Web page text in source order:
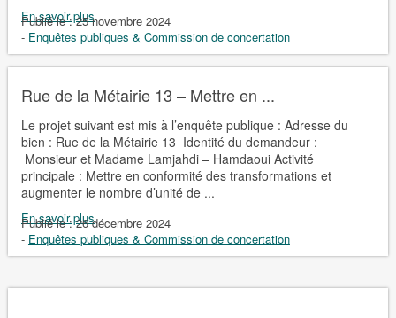
En savoir plus
Publié le :25 novembre 2024
- Enquêtes publiques & Commission de concertation
Rue de la Métairie 13 – Mettre en ...
Le projet suivant est mis à l’enquête publique : Adresse du
bien : Rue de la Métairie 13 Identité du demandeur :
Monsieur et Madame Lamjahdi – Hamdaoui Activité
principale : Mettre en conformité des transformations et
augmenter le nombre d’unité de ...
En savoir plus
Publié le :26 décembre 2024
- Enquêtes publiques & Commission de concertation